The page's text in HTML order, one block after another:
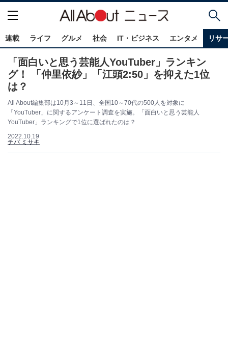
連載 ライフ グルメ 社会 IT・ビジネス エンタメ リサ
「面白いと思う芸能人YouTuber」ランキン
グ！ 「仲里依紗」「江頭2:50」を抑えた1位
は？
All About編集部は10月3～11日、全国10～70代の500人を対象に
「YouTuber」に関するアンケート調査を実施。「面白いと思う芸能人
YouTuber」ランキングで1位に選ばれたのは？
2022.10.19
チバ ミサキ